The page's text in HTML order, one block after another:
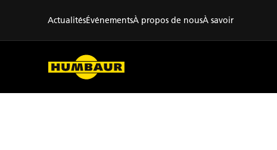
ActualitésÉvénementsÀ propos de nousÀ savoir